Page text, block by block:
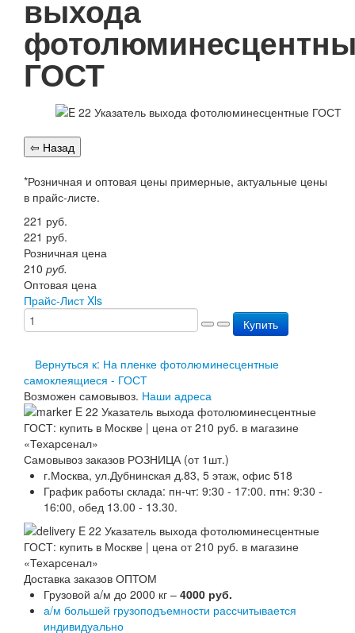
Вопрос-Ответ
Контакты
Пожарное оборудование
Перезарядка
Перезарядка ОП
Перезарядка ОУ
Доставка
Гарантии
О нас
Публичная оферта
Сертификаты
Вопрос-Ответ
Контакты
выхода
ГОСТ
*Розничная и оптовая цены примерные, актуальные цены
в прайс-листе.
221 руб.
221 руб.
Розничная цена
210 руб.
Оптовая цена
Прайс-Лист Xls
Купить
Вернуться к: На пленке фотолюминесцентные
самоклеящиеся - ГОСТ
Возможен самовывоз. Наши адреса
Самовывоз заказов РОЗНИЦА (от 1шт.)
г.Москва, ул.Дубнинская д.83, 5 этаж, офис 518
График работы склада: пн-чт: 9:30 - 17:00. птн: 9:30 -
16:00, обед 13.00 - 13.30.
Доставка заказов ОПТОМ
Грузовой а/м до 2000 кг – 4000 руб.
а/м большей грузоподъемности рассчитывается
индивидуально